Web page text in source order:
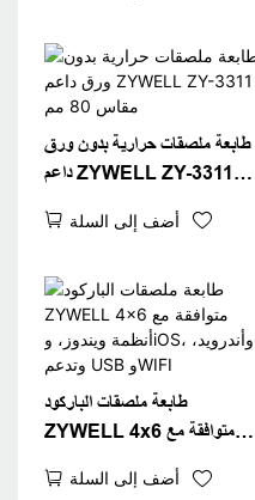
طابعة ملصقات حرارية بدون ورق
داعم ZYWELL ZY-3311
أضف إلى السلة
طابعة ملصقات الباركود
ZYWELL 4x6 متوافقة مع
وتدعم USB وWIFI
أضف إلى السلة